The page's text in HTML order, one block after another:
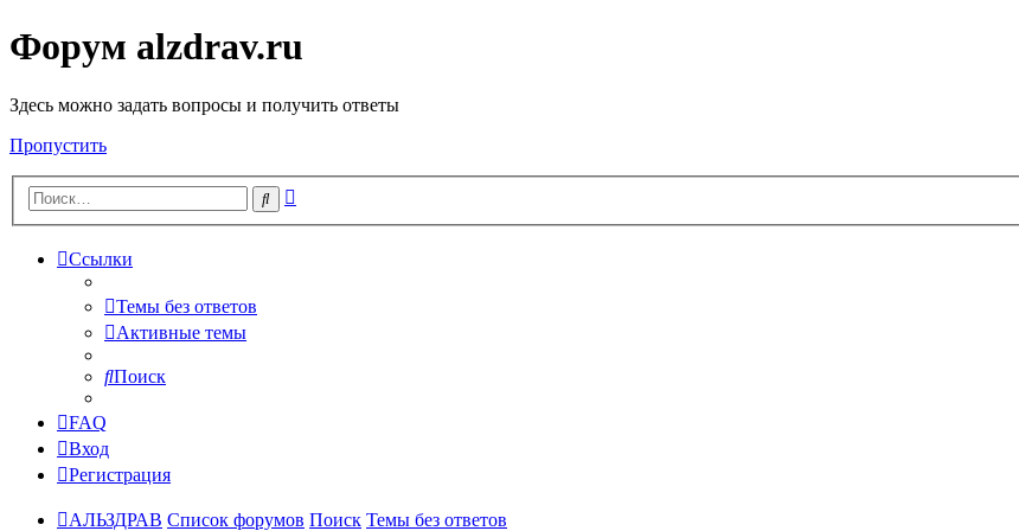
Форум alzdrav.ru
Здесь можно задать вопросы и получить ответы
Пропустить
Поиск
Ссылки
Темы без ответов
Активные темы
Поиск
FAQ
Вход
Регистрация
АЛЬЗДРАВ Список форумов Поиск Темы без ответов